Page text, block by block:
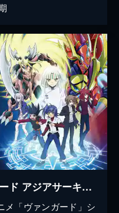
カードファイト!! ヴァンガード アジアサーキット編
メ「ヴァンガード」シ